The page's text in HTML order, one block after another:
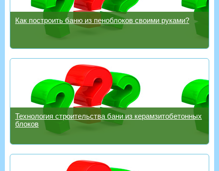
Как построить баню из пеноблоков своими руками?
Технология строительства бани из керамзитобетонных
блоков